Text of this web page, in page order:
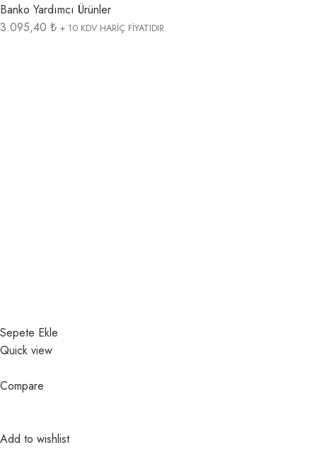
Banko Yardımcı Ürünler
3.095,40 ₺ + 10 KDV HARİÇ FİYATIDIR.
Sepete Ekle
Quick view
Compare
Add to wishlist